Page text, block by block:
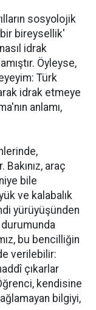
sosyolojik
bireysellik'
idrak
Öyleyse,
Türk
idrak etmeye
anlamı,
araç
bile
ve kalabalık
yürüyüşünden
bu bencilliğin
verilebilir:
çıkarlar
kendisine
bilgiyi,